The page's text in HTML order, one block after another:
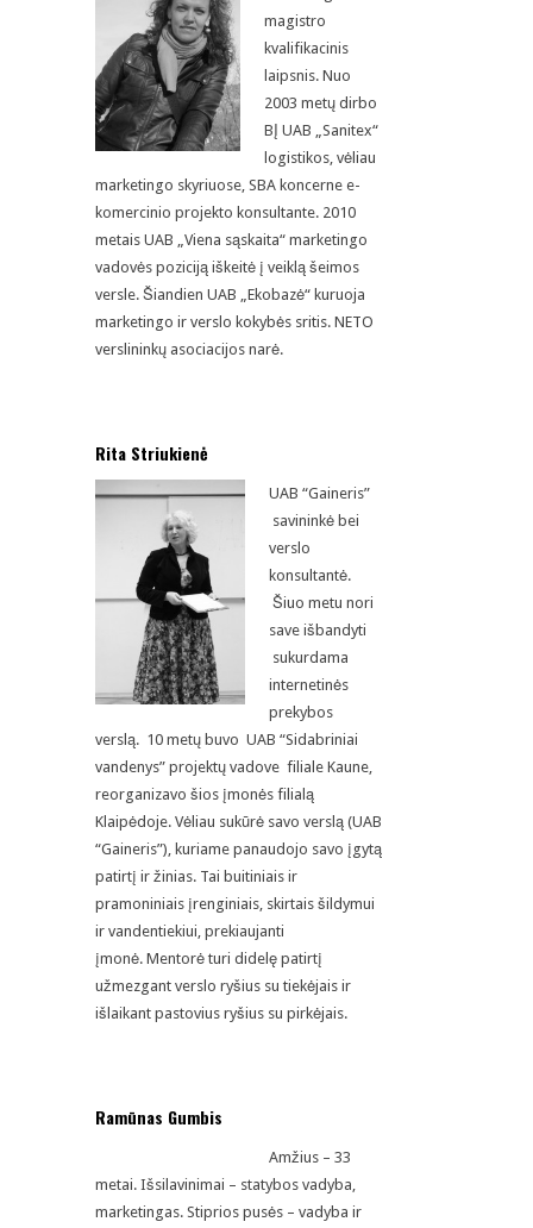
magistro
kvalifikacinis
laipsnis. Nuo
2003 metų dirbo
BĮ UAB „Sanitex“
logistikos, vėliau
marketingo skyriuose, SBA koncerne e-
komercinio projekto konsultante. 2010
metais UAB „Viena sąskaita“ marketingo
vadovės poziciją iškeitė į veiklą šeimos
versle. Šiandien UAB „Ekobazė“ kuruoja
marketingo ir verslo kokybės sritis. NETO
verslininkų asociacijos narė.
Rita Striukienė
UAB “Gaineris”
savininkė bei
verslo
konsultantė.
Šiuo metu nori
save išbandyti
sukurdama
internetinės
prekybos
verslą. 10 metų buvo UAB “Sidabriniai
vandenys” projektų vadove filiale Kaune,
reorganizavo šios įmonės filialą
Klaipėdoje. Vėliau sukūrė savo verslą (UAB
“Gaineris”), kuriame panaudojo savo įgytą
patirtį ir žinias. Tai buitiniais ir
pramoniniais įrenginiais, skirtais šildymui
ir vandentiekiui, prekiaujanti
įmonė. Mentorė turi didelę patirtį
užmezgant verslo ryšius su tiekėjais ir
išlaikant pastovius ryšius su pirkėjais.
Ramūnas Gumbis
Amžius – 33
metai. Išsilavinimai – statybos vadyba,
marketingas. Stiprios pusės – vadyba ir